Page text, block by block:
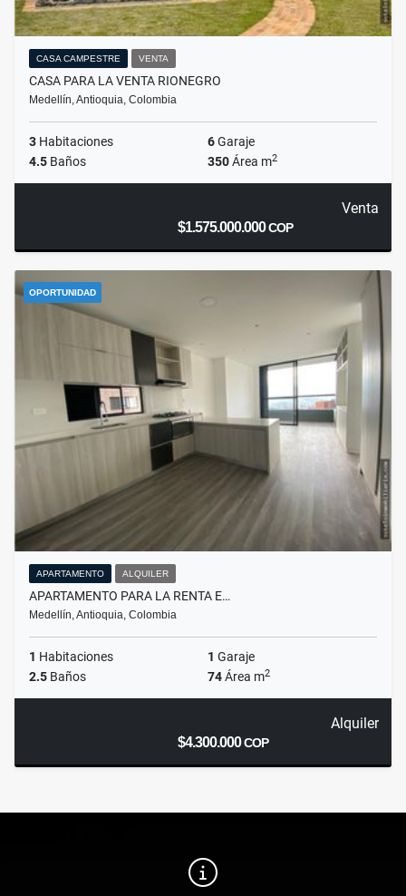
CASA CAMPESTRE VENTA
CASA PARA LA VENTA RIONEGRO
Medellín, Antioquia, Colombia
3 Habitaciones 6Garaje
4.5 Baños 350Área m2
Venta
$1.575.000.000COP
OPORTUNIDAD
APARTAMENTO ALQUILER
APARTAMENTO PARA LA RENTA E…
Medellín, Antioquia, Colombia
1 Habitaciones 1 Garaje
2.5 Baños 74Área m2
Alquiler
$4.300.000COP